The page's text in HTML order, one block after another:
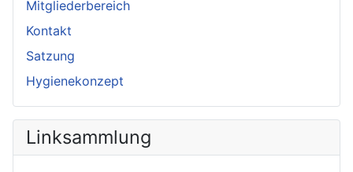
Mitgliederbereich
Kontakt
Satzung
Hygienekonzept
Linksammlung